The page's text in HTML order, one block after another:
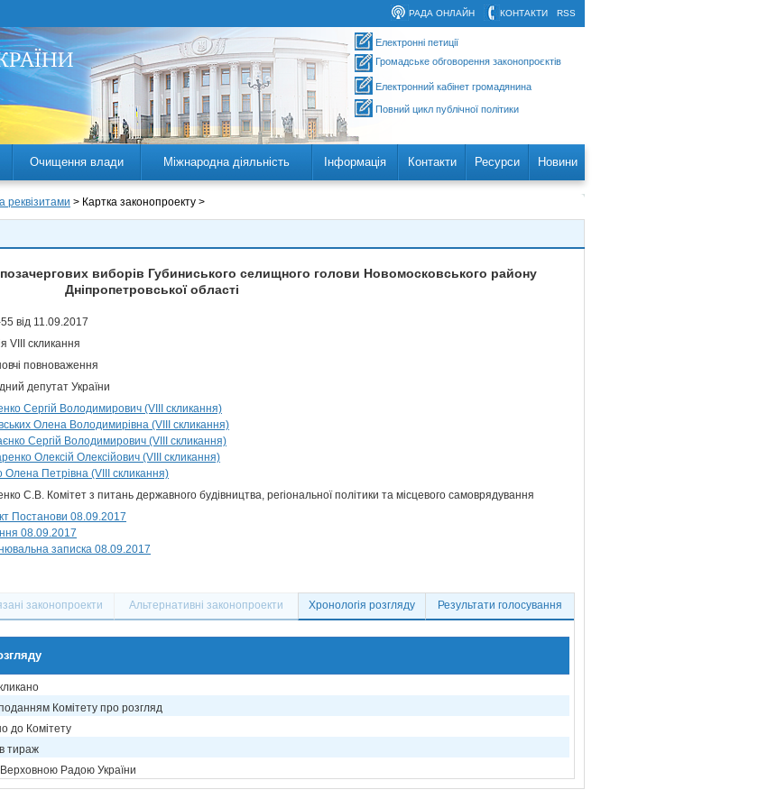
RSS
КОНТАКТИ
РАДА ОНЛАЙН
Електронні петиції
Громадське обговорення законопроєктів
Електронний кабінет громадянина
Повний цикл публічної політики
Очищення влади Міжнародна діяльність Інформація Контакти Ресурси Новини
реквізитами > Картка законопроекту >
виборів Губиниського селищного голови Новомосковського району
Дніпропетровської області
від 11.09.2017
VIII скликання
повноваження
депутат України
Сергій Володимирович (VIII скликання)
Олена Володимирівна (VIII скликання)
Сергій Володимирович (VIII скликання)
Олексій Олексійович (VIII скликання)
Олена Петрівна (VIII скликання)
С.В. Комітет з питань державного будівництва, регіональної політики та місцевого самоврядування
Постанови 08.09.2017
08.09.2017
записка 08.09.2017
законопроекти Альтернативні законопроекти Хронологія розгляду Результати голосування
Комітету про розгляд
до Комітету
тираж
Радою України